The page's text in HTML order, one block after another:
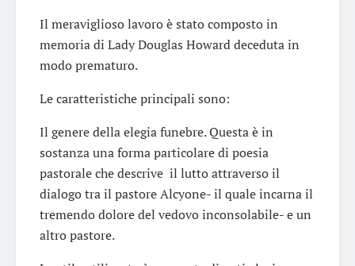
Il meraviglioso lavoro è stato composto in
memoria di Lady Douglas Howard deceduta in
modo prematuro.
Le caratteristiche principali sono:
Il genere della elegia funebre. Questa è in
sostanza una forma particolare di poesia
pastorale che descrive il lutto attraverso il
dialogo tra il pastore Alcyone- il quale incarna il
tremendo dolore del vedovo inconsolabile- e un
altro pastore.